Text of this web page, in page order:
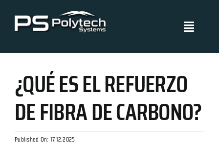
content
Toggle
Polytech Systems
Sistemas y aplicaciones
Proyectos
¿QUÉ ES EL REFUERZO
DE FIBRA DE CARBONO?
Published On: 17.12.2025